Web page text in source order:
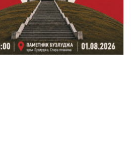
УСЛОВИЯ ЗА ПОЛЗВАНЕ
ПОЛИТИКА ЗА БИСКВИТКИТЕ
ПОЛИТИКАТА ЗА